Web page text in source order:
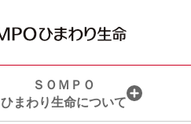
ＳＯＭＰＯ
ひまわり生命について